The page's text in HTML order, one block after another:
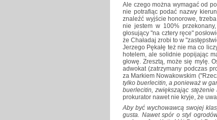
Ale czego można wymagać od
nie potrafiąc podać nazwy
znaleźć wyjście honorowe,
nie jestem w 100%
głosujący "na cztery ręce"
że Chaładaj zrobi to w
Jerzego Pękałę też nie ma co
hotelem, ale solidnie popijając
głowę. Zresztą, może się mylę.
adwokat (zatrzymany podczas
za Markiem Nowakowskim
tylko buerlecitin, a ponieważ w
buerlecitin, zwiększając stężenie
prokurator nawet nie kryje, że
Aby być wychowawcą swojej
gusta. Nawet spór o styl